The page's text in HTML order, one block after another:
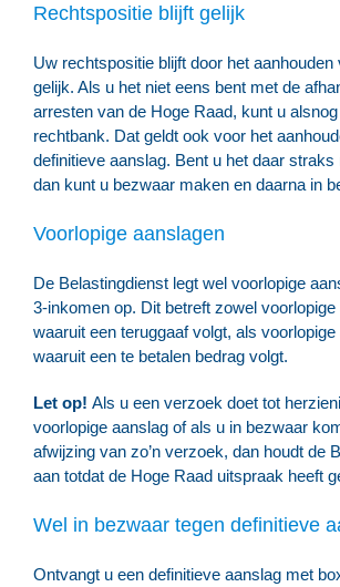
Rechtspositie blijft gelijk
Uw rechtspositie blijft door het
gelijk. Als u het niet eens bent met de
arresten van de Hoge Raad, kunt u
rechtbank. Dat geldt ook voor het
definitieve aanslag. Bent u het daar straks
dan kunt u bezwaar maken en daarna in
Voorlopige aanslagen
De Belastingdienst legt wel voorlopige
3-inkomen op. Dit betreft zowel voorlopige
waaruit een teruggaaf volgt, als
waaruit een te betalen bedrag volgt.
Let op! Als u een verzoek doet tot
voorlopige aanslag of als u in bezwaar
afwijzing van zo’n verzoek, dan houdt de
aan totdat de Hoge Raad uitspraak heeft
Wel in bezwaar tegen definitieve
Ontvangt u een definitieve aanslag met